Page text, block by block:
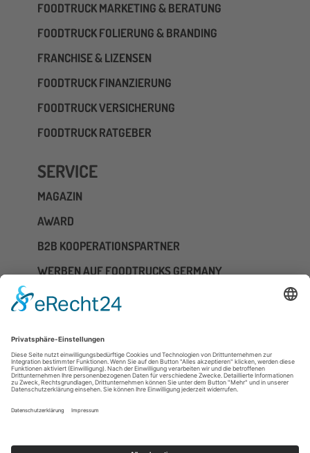
FOODTRUCK MARKETING & BERATUNG
FOODTRUCK FOLIERUNG & BRANDING
FRANCHISE & LIZENSEN
FOODTRUCK FINANZIERUNG
FOODTRUCK VERSICHERUNG
FOODTRUCK RATGEBER
SERVICE
MAGAZIN
AWARD
B2B KOOPERATIONSPARTNER
WERBEN AUF FOODTRUCKS GERMANY
WHATSAPP KANAL
Investor Relations
Impressum
Datenschutzerkläerung
Allgemeine Geschäftsbedingungen